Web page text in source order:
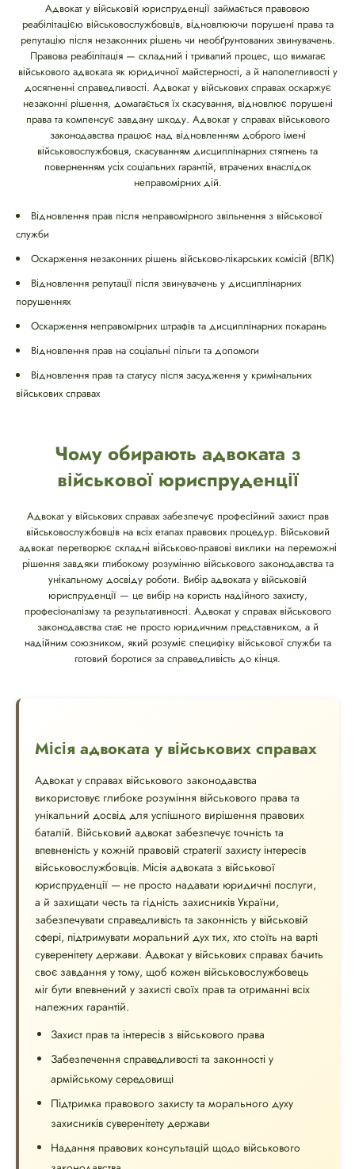
Адвокат у військовій юриспруденції займається правовою
реабілітацією військовослужбовців, відновлюючи порушені права та
репутацію після незаконних рішень чи необґрунтованих звинувачень.
Правова реабілітація — складний і тривалий процес, що вимагає
військового адвоката як юридичної майстерності, а й наполегливості у
досягненні справедливості. Адвокат у військових справах оскаржує
незаконні рішення, домагається їх скасування, відновлює порушені
права та компенсує завдану шкоду. Адвокат у справах військового
законодавства працює над відновленням доброго імені
військовослужбовця, скасуванням дисциплінарних стягнень та
поверненням усіх соціальних гарантій, втрачених внаслідок
неправомірних дій.
Відновлення прав після неправомірного звільнення з військової
служби
Оскарження незаконних рішень військово-лікарських комісій (ВЛК)
Відновлення репутації після звинувачень у дисциплінарних
порушеннях
Оскарження неправомірних штрафів та дисциплінарних покарань
Відновлення прав на соціальні пільги та допомоги
Відновлення прав та статусу після засудження у кримінальних
військових справах
Чому обирають адвоката з
військової юриспруденції
Адвокат у військових справах забезпечує професійний захист прав
військовослужбовців на всіх етапах правових процедур. Військовий
адвокат перетворює складні військово-правові виклики на переможні
рішення завдяки глибокому розумінню військового законодавства та
унікальному досвіду роботи. Вибір адвоката у військовій
юриспруденції — це вибір на користь надійного захисту,
професіоналізму та результативності. Адвокат у справах військового
законодавства стає не просто юридичним представником, а й
надійним союзником, який розуміє специфіку військової служби та
готовий боротися за справедливість до кінця.
Місія адвоката у військових справах
Адвокат у справах військового законодавства
використовує глибоке розуміння військового права та
унікальний досвід для успішного вирішення правових
баталій. Військовий адвокат забезпечує точність та
впевненість у кожній правовій стратегії захисту інтересів
військовослужбовців. Місія адвоката з військової
юриспруденції — не просто надавати юридичні послуги,
а й захищати честь та гідність захисників України,
забезпечувати справедливість та законність у військовій
сфері, підтримувати моральний дух тих, хто стоїть на варті
суверенітету держави. Адвокат у військових справах бачить
своє завдання у тому, щоб кожен військовослужбовець
міг бути впевнений у захисті своїх прав та отриманні всіх
належних гарантій.
Захист прав та інтересів з військового права
Забезпечення справедливості та законності у
армійському середовищі
Підтримка правового захисту та морального духу
захисників суверенітету держави
Надання правових консультацій щодо військового